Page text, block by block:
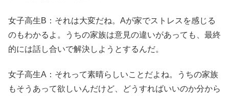
女子高生B：それは大変だね。Aが家でストレスを感じる
のもわかるよ。うちの家族は意見の違いがあっても、最終
的には話し合いで解決しようとするんだ。
女子高生A：それって素晴らしいことだよね。うちの家族
もそうあって欲しいんだけど、どうすればいいのか分から